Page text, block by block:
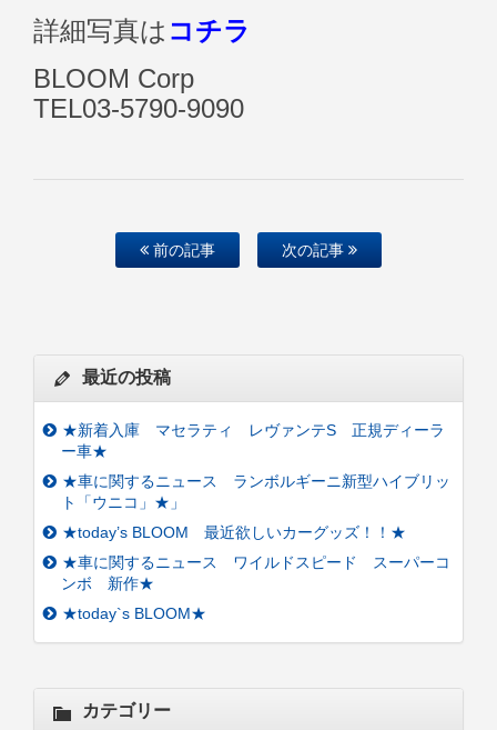
詳細写真は コチラ
BLOOM Corp
TEL03-5790-9090
前の記事 次の記事
最近の投稿
★新着入庫 マセラティ レヴァンテS 正規ディーラ
ー車★
★車に関するニュース ランボルギーニ新型ハイブリッ
ト「ウニコ」★」
★today’s BLOOM 最近欲しいカーグッズ！！★
★車に関するニュース ワイルドスピード スーパーコ
ンボ 新作★
★today`s BLOOM★
カテゴリー